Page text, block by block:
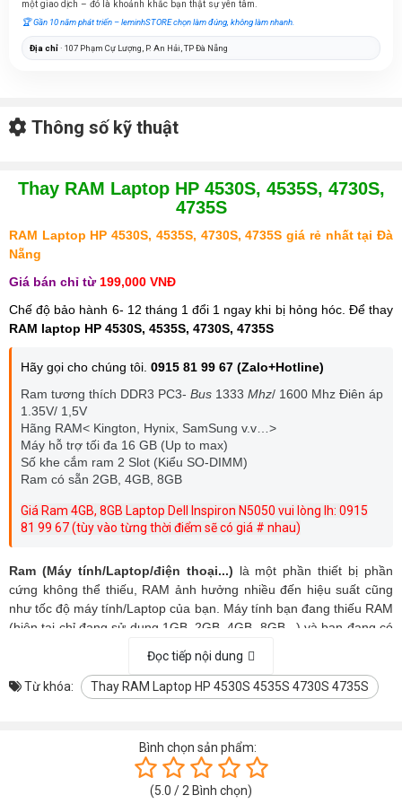
một giao dịch – đó là khoảnh khắc bạn thật sự yên tâm.
🏆 Gần 10 năm phát triển – leminhSTORE chọn làm đúng, không làm nhanh.
Địa chỉ· 107 Phạm Cự Lượng, P. An Hải, TP Đà Nẵng
Thay RAM Laptop HP 4530S, 4535S, 4730S,
4735S
RAM Laptop HP 4530S, 4535S, 4730S, 4735S giá rẻ nhất tại Đà
Nẵng
Giá bán chỉ từ 199,000 VNĐ
Chế độ bảo hành 6- 12 tháng 1 đổi 1 ngay khi bị hỏng hóc. Để thay
RAM laptop HP 4530S, 4535S, 4730S, 4735S
Hãy gọi cho chúng tôi. 0915 81 99 67 (Zalo+Hotline)
Ram tương thích DDR3 PC3- Bus 1333 Mhz/ 1600 Mhz Điên áp
1.35V/ 1,5V
Hãng RAM< Kington, Hynix, SamSung v.v…>
Máy hỗ trợ tối đa 16 GB (Up to max)
Số khe cắm ram 2 Slot (Kiểu SO-DIMM)
Ram có sẵn 2GB, 4GB, 8GB
Giá Ram 4GB, 8GB Laptop Dell Inspiron N5050 vui lòng lh: 0915
81 99 67 (tùy vào từng thời điểm sẽ có giá # nhau)
Ram (Máy tính/Laptop/điện thoại...) là một phần thiết bị phần
cứng không thể thiếu, RAM ảnh hưởng nhiều đến hiệu suất cũng
như tốc độ máy tính/Laptop của bạn. Máy tính bạn đang thiếu RAM
(hiện tại chỉ đang sử dụng 1GB, 2GB, 4GB, 8GB...) và bạn đang có
mình? Ram cho máy tính laptop và PC chi tiết và dễ hiểu nhất.
Đọc tiếp nội dung
Từ khóa: Thay RAM Laptop HP 4530S 4535S 4730S 4735S
Bình chọn sản phẩm:
(5.0 / 2 Bình chọn)
Thông số kỹ thuật